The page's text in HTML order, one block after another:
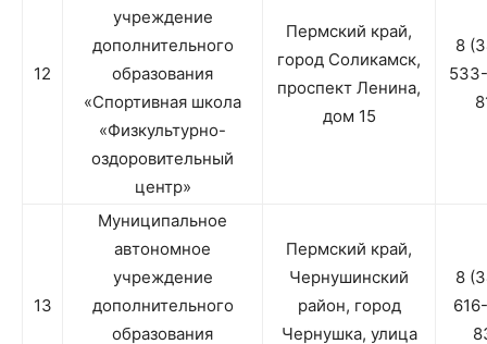
12
учреждение
дополнительного
образования
«Спортивная школа
«Физкультурно-
оздоровительный
центр»
Пермский край,
город Соликамск,
проспект Ленина,
дом 15
8
13
Муниципальное
автономное
учреждение
дополнительного
образования
Пермский край,
Чернушинский
район, город
Чернушка, улица
8